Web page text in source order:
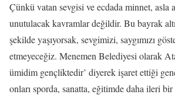
Çünkü vatan sevgisi ve ecdada minnet, asla
unutulacak kavramlar değildir. Bu bayrak
şekilde yaşıyorsak, sevgimizi, saygımızı
etmeyeceğiz. Menemen Belediyesi olarak
ümidim gençliktedir’ diyerek işaret ettiği
onları sporda, sanatta, eğitimde daha ileri